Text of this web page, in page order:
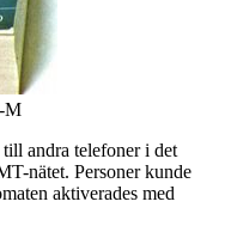
M
andra telefoner i det
nätet. Personer kunde
aktiverades med